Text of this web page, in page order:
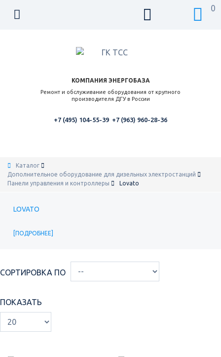
КОМПАНИЯ ЭНЕРГОБАЗА
Ремонт и обслуживание оборудования от крупного
производителя ДГУ в России
0
+7 (495) 104-55-39 +7 (963) 960-28-36
Каталог
Дополнительное оборудование для дизельных электростанций
Панели управления и контроллеры
Lovato
LOVATO
ПОДРОБНЕЕ
СОРТИРОВКА ПО
ПОКАЗАТЬ